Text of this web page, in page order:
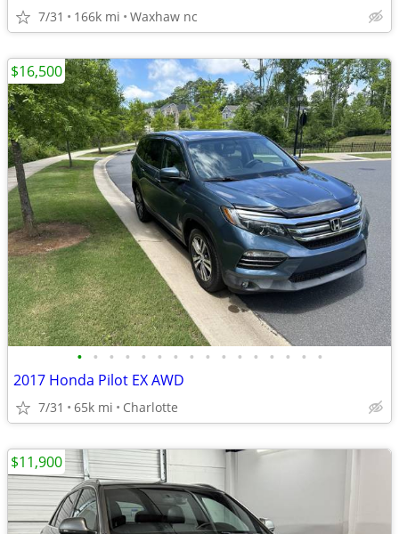
7/31 166k mi Waxhaw nc
• • • • • • • • • • • • • • • •
2017 Honda Pilot EX AWD
7/31 65k mi Charlotte
$16,500
$11,900